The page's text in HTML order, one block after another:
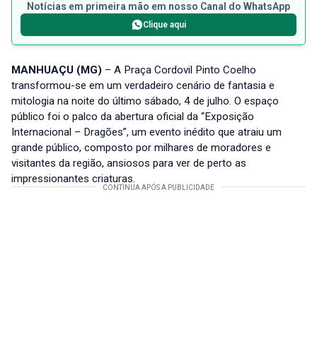
Notícias em primeira mão em nosso Canal do WhatsApp
Clique aqui
MANHUAÇU (MG) – A Praça Cordovil Pinto Coelho
transformou-se em um verdadeiro cenário de fantasia e
mitologia na noite do último sábado, 4 de julho. O espaço
público foi o palco da abertura oficial da “Exposição
Internacional – Dragões”, um evento inédito que atraiu um
grande público, composto por milhares de moradores e
visitantes da região, ansiosos para ver de perto as
impressionantes criaturas.